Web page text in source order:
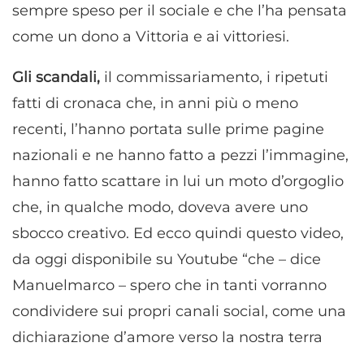
sempre speso per il sociale e che l’ha pensata
come un dono a Vittoria e ai vittoriesi.
Gli scandali, il commissariamento, i ripetuti
fatti di cronaca che, in anni più o meno
recenti, l’hanno portata sulle prime pagine
nazionali e ne hanno fatto a pezzi l’immagine,
hanno fatto scattare in lui un moto d’orgoglio
che, in qualche modo, doveva avere uno
sbocco creativo. Ed ecco quindi questo video,
da oggi disponibile su Youtube “che – dice
Manuelmarco – spero che in tanti vorranno
condividere sui propri canali social, come una
dichiarazione d’amore verso la nostra terra